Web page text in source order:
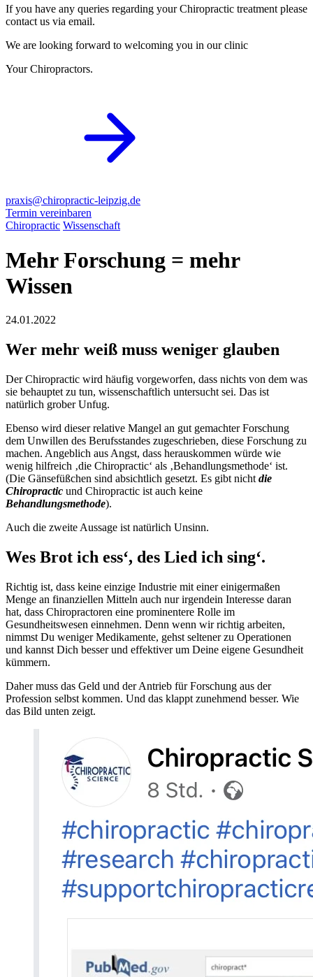
If you have any queries regarding your Chiropractic treatment please
contact us via email.
We are looking forward to welcoming you in our clinic
Your Chiropractors.
praxis@chiropractic-leipzig.de
Termin vereinbaren
Chiropractic Wissenschaft
Mehr Forschung = mehr
Wissen
24.01.2022
Wer mehr weiß muss weniger glauben
Der Chiropractic wird häufig vorgeworfen, dass nichts von dem was
sie behauptet zu tun, wissenschaftlich untersucht sei. Das ist
natürlich grober Unfug.
Ebenso wird dieser relative Mangel an gut gemachter Forschung
dem Unwillen des Berufsstandes zugeschrieben, diese Forschung zu
machen. Angeblich aus Angst, dass herauskommen würde wie
wenig hilfreich ‚die Chiropractic‘ als ‚Behandlungsmethode‘ ist.
(Die Gänsefüßchen sind absichtlich gesetzt. Es gibt nicht die
Chiropractic und Chiropractic ist auch keine
Behandlungsmethode).
Auch die zweite Aussage ist natürlich Unsinn.
Wes Brot ich ess‘, des Lied ich sing‘.
Richtig ist, dass keine einzige Industrie mit einer einigermaßen
Menge an finanziellen Mitteln auch nur irgendein Interesse daran
hat, dass Chiropractoren eine prominentere Rolle im
Gesundheitswesen einnehmen. Denn wenn wir richtig arbeiten,
nimmst Du weniger Medikamente, gehst seltener zu Operationen
und kannst Dich besser und effektiver um Deine eigene Gesundheit
kümmern.
Daher muss das Geld und der Antrieb für Forschung aus der
Profession selbst kommen. Und das klappt zunehmend besser. Wie
das Bild unten zeigt.